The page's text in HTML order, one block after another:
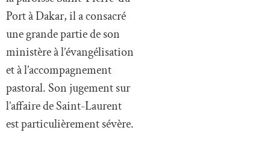
Port à Dakar, il a consacré
une grande partie de son
ministère à l’évangélisation
et à l’accompagnement
pastoral. Son jugement sur
l’affaire de Saint-Laurent
est particulièrement sévère.